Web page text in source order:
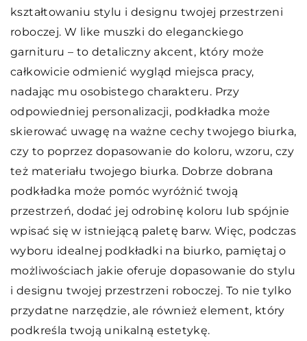
kształtowaniu stylu i designu twojej przestrzeni
roboczej. W like muszki do eleganckiego
garnituru – to detaliczny akcent, który może
całkowicie odmienić wygląd miejsca pracy,
nadając mu osobistego charakteru. Przy
odpowiedniej personalizacji, podkładka może
skierować uwagę na ważne cechy twojego biurka,
czy to poprzez dopasowanie do koloru, wzoru, czy
też materiału twojego biurka. Dobrze dobrana
podkładka może pomóc wyróżnić twoją
przestrzeń, dodać jej odrobinę koloru lub spójnie
wpisać się w istniejącą paletę barw. Więc, podczas
wyboru idealnej podkładki na biurko, pamiętaj o
możliwościach jakie oferuje dopasowanie do stylu
i designu twojej przestrzeni roboczej. To nie tylko
przydatne narzędzie, ale również element, który
podkreśla twoją unikalną estetykę.